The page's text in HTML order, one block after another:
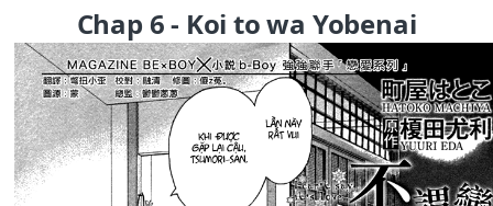
Chap 6 - Koi to wa Yobenai